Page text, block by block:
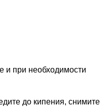
и при необходимости
до кипения, снимите